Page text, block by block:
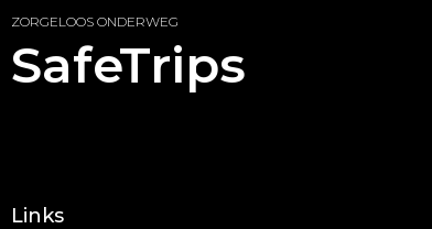
ZORGELOOS ONDERWEG
SafeTrips
Links